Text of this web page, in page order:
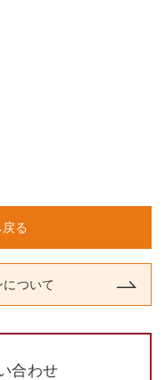
る
ついて
合わせ